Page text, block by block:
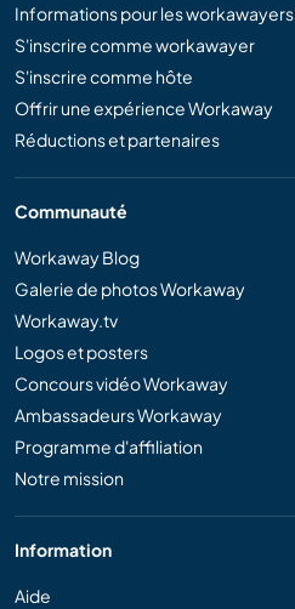
Informations pour les workawayers
S'inscrire comme workawayer
S'inscrire comme hôte
Offrir une expérience Workaway
Réductions et partenaires
Communauté
Workaway Blog
Galerie de photos Workaway
Workaway.tv
Logos et posters
Concours vidéo Workaway
Ambassadeurs Workaway
Programme d'affiliation
Notre mission
Information
Aide